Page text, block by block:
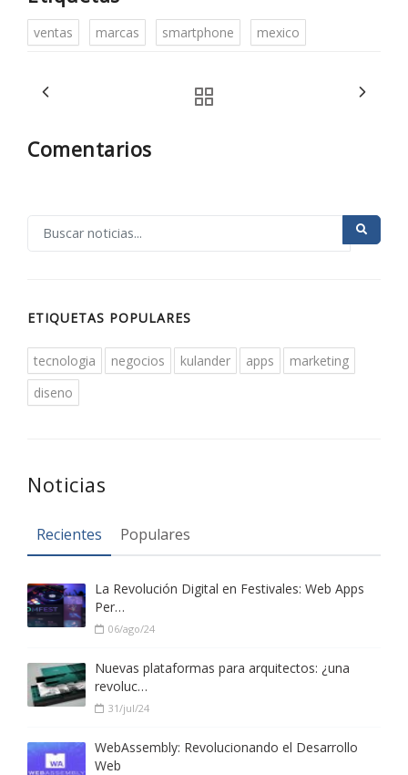
ventas marcas smartphone mexico
Comentarios
ETIQUETAS POPULARES
tecnologia negocios kulander apps
marketing
diseno
Noticias
Recientes Populares
La Revolución Digital en Festivales: Web Apps
Per…
06/ago/24
Nuevas plataformas para arquitectos: ¿una
revoluc…
31/jul/24
WebAssembly: Revolucionando el Desarrollo
Web